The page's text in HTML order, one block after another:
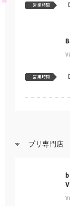
営業時間
営業時間
プリ専門店